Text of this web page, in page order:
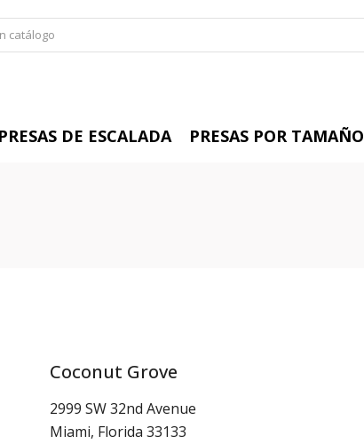
DE ESCALADA PRESAS POR TAMAÑO
Coconut Grove
2999 SW 32nd Avenue
Miami, Florida 33133